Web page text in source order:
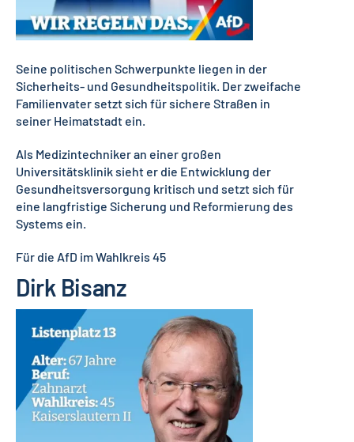
Seine politischen Schwerpunkte liegen in der
Sicherheits- und Gesundheitspolitik. Der zweifache
Familienvater setzt sich für sichere Straßen in
seiner Heimatstadt ein.
Als Medizintechniker an einer großen
Universitätsklinik sieht er die Entwicklung der
Gesundheitsversorgung kritisch und setzt sich für
eine langfristige Sicherung und Reformierung des
Systems ein.
Für die AfD im Wahlkreis 45
Dirk Bisanz